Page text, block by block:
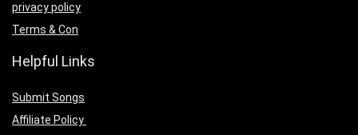
privacy policy
Terms & Con
Helpful Links
Submit Songs
Affiliate Policy